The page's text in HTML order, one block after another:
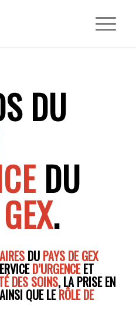
DU
DU
GEX.
DU PAYS DE GEX
D’URGENCEET
DES SOINS, LA PRISE EN
QUE LERÔLE DE